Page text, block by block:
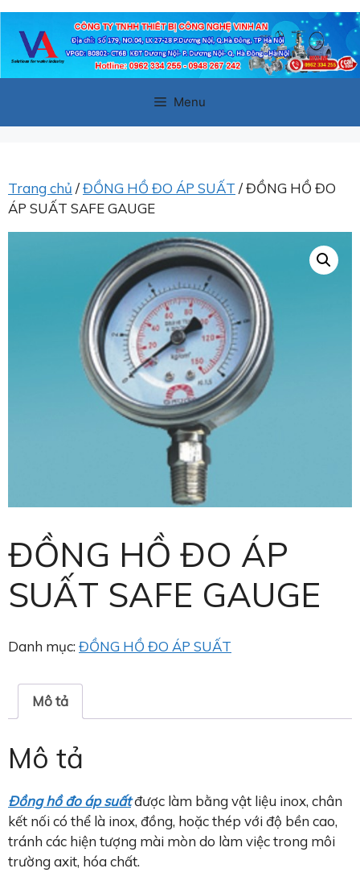
Chuyển
đến
Menu
Trang chủ /ĐỒNG HỒ ĐO ÁP SUẤT / ĐỒNG HỒ ĐO
ÁP SUẤT SAFE GAUGE
ĐỒNG HỒ ĐO ÁP
SUẤT SAFE GAUGE
Danh mục:ĐỒNG HỒ ĐO ÁP SUẤT
Mô tả
Mô tả
Đồng hồ đo áp suấtđược làm bằng vật liệu inox, chân
kết nối có thể là inox, đồng, hoặc thép với độ bền cao,
tránh các hiện tượng mài mòn do làm việc trong môi
trường axit, hóa chất.